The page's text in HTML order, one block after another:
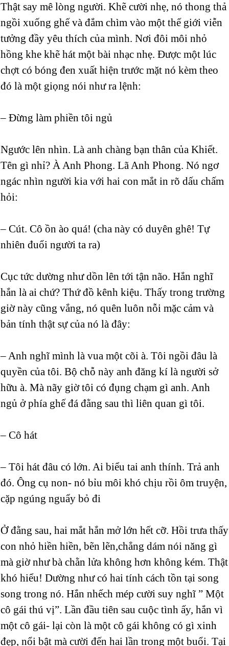
Thật say mê lòng người. Khẽ cười nhẹ, nó thong thả
ngồi xuống ghế và đắm chìm vào một thế giới viễn
tưởng đầy yêu thích của mình. Nơi đôi môi nhỏ
hồng khe khẽ hát một bài nhạc nhẹ. Được một lúc
chợt có bóng đen xuất hiện trước mặt nó kèm theo
đó là một giọng nói như ra lệnh:
– Đừng làm phiền tôi ngủ
Ngước lên nhìn. Là anh chàng bạn thân của Khiết.
Tên gì nhỉ? À Anh Phong. Lã Anh Phong. Nó ngơ
ngác nhìn người kia với hai con mắt in rõ dấu chấm
hỏi:
– Cút. Cô ồn ào quá! (cha này có duyên ghê! Tự
nhiên đuổi người ta ra)
Cục tức dường như dồn lên tới tận não. Hắn nghĩ
hắn là ai chứ? Thứ đồ kênh kiệu. Thấy trong trường
giờ này cũng vắng, nó quên luôn nỗi mặc cảm và
bản tính thật sự của nó là đây:
– Anh nghĩ mình là vua một cõi à. Tôi ngồi đâu là
quyền của tôi. Bộ chỗ này anh đăng kí là người sở
hữu à. Mà nãy giờ tôi có đụng chạm gì anh. Anh
ngủ ở phía ghế đá đằng sau thì liên quan gì tôi.
– Cô hát
– Tôi hát đâu có lớn. Ai biểu tai anh thính. Trả anh
đó. Ông cụ non- nó bỉu môi khó chịu rồi ôm truyện,
cặp ngúng nguẩy bỏ đi
Ở đằng sau, hai mắt hắn mở lớn hết cỡ. Hồi trưa thấy
con nhỏ hiền hiền, bẽn lẽn,chẳng dám nói năng gì
mà giờ như bà chằn lửa không hơn không kém. Thật
khó hiểu! Dường như có hai tính cách tồn tại song
song trong nó. Hắn nhếch mép cười suy nghĩ ” Một
cô gái thú vị”. Lần đầu tiên sau cuộc tình ấy, hắn vì
một cô gái- lại còn là một cô gái không có gì xinh
đẹp, nổi bật mà cười đến hai lần trong một buổi. Tại